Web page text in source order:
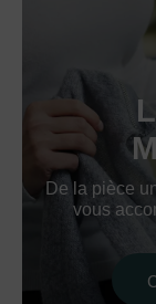
De la pièce
vous